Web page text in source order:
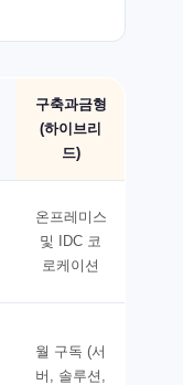
구축과금형
(하이브리
드)
온프레미스
및 IDC 코
로케이션
월 구독 (서
버, 솔루션,